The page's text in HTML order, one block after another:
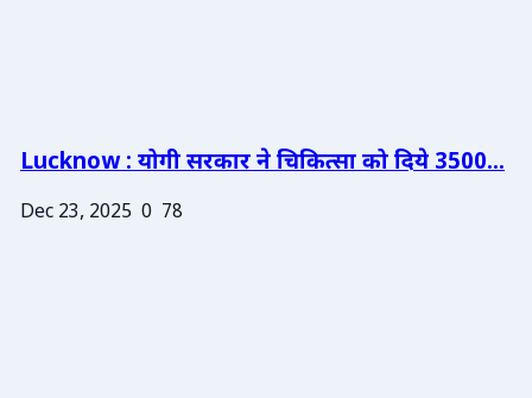
Lucknow : योगी सरकार ने चिकित्सा को दिये 3500...
Dec 23, 2025 0 78